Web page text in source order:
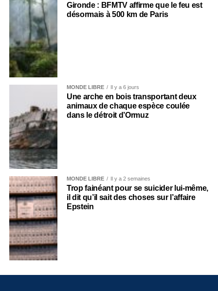
Gironde : BFMTV affirme que le feu est
désormais à 500 km de Paris
MONDE LIBRE Il y a 6 jours
Une arche en bois transportant deux
animaux de chaque espèce coulée
dans le détroit d’Ormuz
MONDE LIBRE Il y a 2 semaines
Trop fainéant pour se suicider lui-même,
il dit qu’il sait des choses sur l’affaire
Epstein